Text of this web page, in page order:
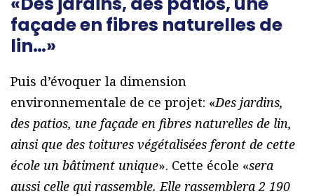
façade en fibres naturelles de
lin…»
Puis d’évoquer la dimension
environnementale de ce projet: «Des jardins,
des patios, une façade en fibres naturelles de lin,
ainsi que des toitures végétalisées feront de cette
école un bâtiment unique». Cette école «sera
aussi celle qui rassemble. Elle rassemblera 2 190